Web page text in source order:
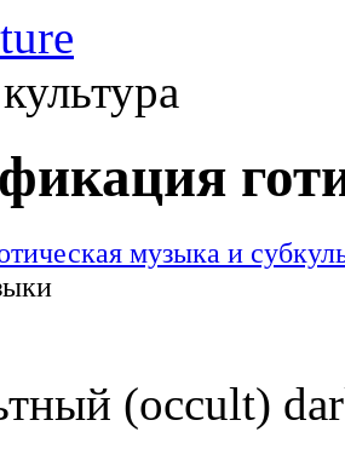
музыка и
(occult)